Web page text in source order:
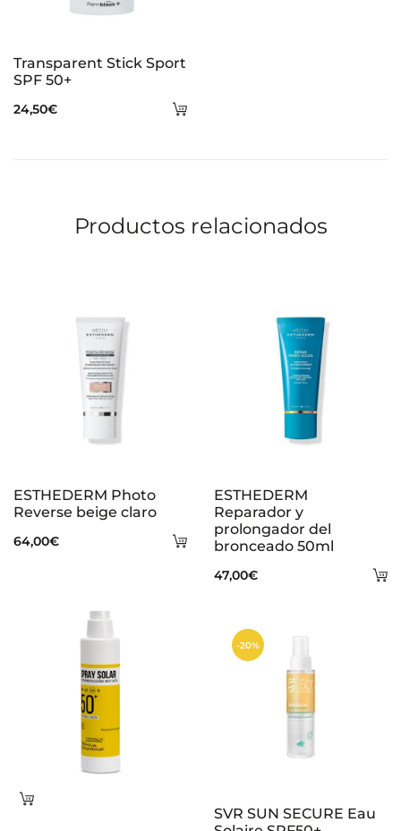
Añadir
Transparent Stick Sport
SPF 50+
24,50€
Productos relacionados
Añadir
ESTHEDERM Photo
Reverse beige claro
64,00€
ESTHEDERM
Reparador y
prolongador del
bronceado 50ml
47,00€
Leer
-20%
SVR SUN SECURE Eau